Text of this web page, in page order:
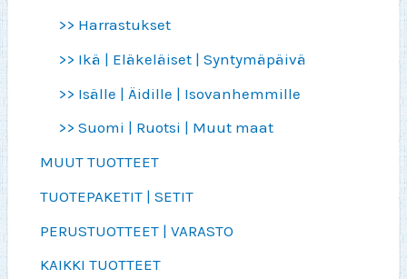
>> Harrastukset
>> Ikä | Eläkeläiset | Syntymäpäivä
>> Isälle | Äidille | Isovanhemmille
>> Suomi | Ruotsi | Muut maat
MUUT TUOTTEET
TUOTEPAKETIT | SETIT
PERUSTUOTTEET | VARASTO
KAIKKI TUOTTEET